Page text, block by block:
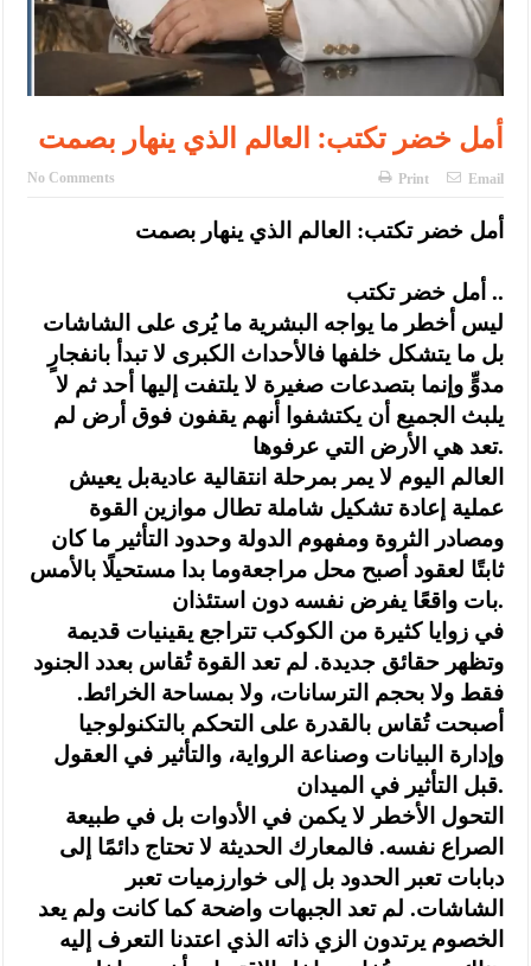
‏أمل خضر تكتب: العالم الذي ينهار بصمت
No Comments Print Email
‏أمل خضر تكتب: العالم الذي ينهار بصمت
‏أمل خضر تكتب ..
‏ليس أخطر ما يواجه البشرية ما يُرى على الشاشات
بل ما يتشكل خلفها فالأحداث الكبرى لا تبدأ بانفجارٍ
مدوٍّ وإنما بتصدعات صغيرة لا يلتفت إليها أحد ثم لا
يلبث الجميع أن يكتشفوا أنهم يقفون فوق أرض لم
تعد هي الأرض التي عرفوها.
‏العالم اليوم لا يمر بمرحلة انتقالية عاديةبل يعيش
عملية إعادة تشكيل شاملة تطال موازين القوة
ومصادر الثروة ومفهوم الدولة وحدود التأثير ما كان
ثابتًا لعقود أصبح محل مراجعةوما بدا مستحيلًا بالأمس
بات واقعًا يفرض نفسه دون استئذان.
‏في زوايا كثيرة من الكوكب تتراجع يقينيات قديمة
وتظهر حقائق جديدة. لم تعد القوة تُقاس بعدد الجنود
فقط ولا بحجم الترسانات، ولا بمساحة الخرائط.
أصبحت تُقاس بالقدرة على التحكم بالتكنولوجيا
وإدارة البيانات وصناعة الرواية، والتأثير في العقول
قبل التأثير في الميدان.
‏التحول الأخطر لا يكمن في الأدوات بل في طبيعة
الصراع نفسه. فالمعارك الحديثة لا تحتاج دائمًا إلى
دبابات تعبر الحدود بل إلى خوارزميات تعبر
الشاشات. لم تعد الجبهات واضحة كما كانت ولم يعد
الخصوم يرتدون الزي ذاته الذي اعتدنا التعرف إليه